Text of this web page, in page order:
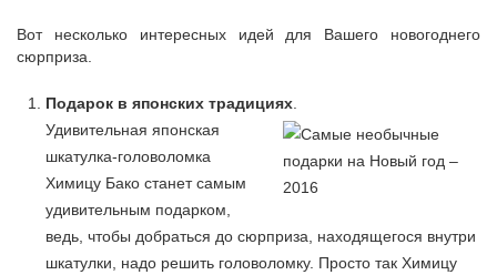
Вот несколько интересных идей для Вашего новогоднего
сюрприза.
Подарок в японских традициях
Удивительная японская
шкатулка-головоломка
Химицу Бако станет самым
удивительным подарком,
ведь, чтобы добраться до сюрприза, находящегося внутри
шкатулки, надо решить головоломку. Просто так Химицу